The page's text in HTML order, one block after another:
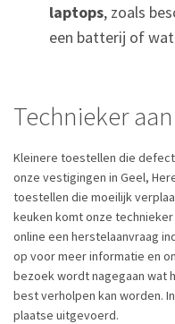
laptops, zoals
een batterij of
Technieker
Kleinere toestellen die
onze vestigingen in Geel,
toestellen die moeilijk
keuken komt onze technieker
online een herstelaanvraag
op voor meer informatie en
bezoek wordt nagegaan wat
best verholpen kan worden.
plaatse uitgevoerd.